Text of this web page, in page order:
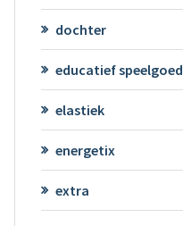
dochter
educatief speelgoed
elastiek
energetix
extra